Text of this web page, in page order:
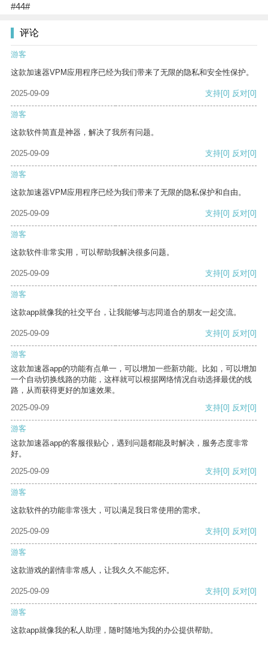
#44#
评论
游客
这款加速器VPM应用程序已经为我们带来了无限的隐私和安全性保护。
2025-09-09 支持[0] 反对[0]
游客
这款软件简直是神器，解决了我所有问题。
2025-09-09 支持[0] 反对[0]
游客
这款加速器VPM应用程序已经为我们带来了无限的隐私保护和自由。
2025-09-09 支持[0] 反对[0]
游客
这款软件非常实用，可以帮助我解决很多问题。
2025-09-09 支持[0] 反对[0]
游客
这款app就像我的社交平台，让我能够与志同道合的朋友一起交流。
2025-09-09 支持[0] 反对[0]
游客
这款加速器app的功能有点单一，可以增加一些新功能。比如，可以增加
一个自动切换线路的功能，这样就可以根据网络情况自动选择最优的线
路，从而获得更好的加速效果。
2025-09-09
支持[0] 反对[0]
游客
这款加速器app的客服很贴心，遇到问题都能及时解决，服务态度非常
好。
2025-09-09
支持[0] 反对[0]
游客
这款软件的功能非常强大，可以满足我日常使用的需求。
2025-09-09 支持[0] 反对[0]
游客
这款游戏的剧情非常感人，让我久久不能忘怀。
2025-09-09 支持[0] 反对[0]
游客
这款app就像我的私人助理，随时随地为我的办公提供帮助。